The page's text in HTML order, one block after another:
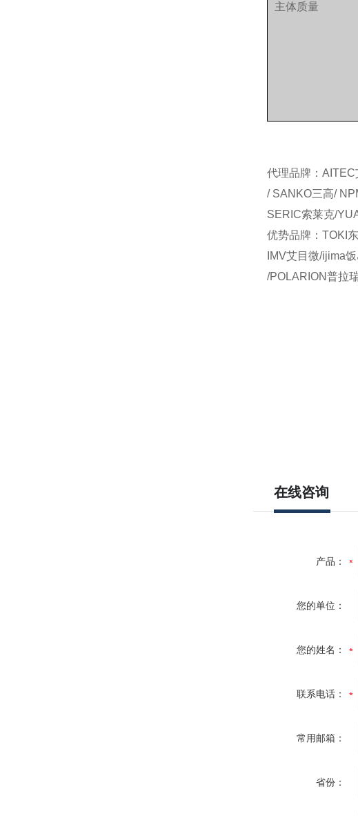
主体质量
代理品牌：
/ SANKO三高/
SERIC索莱克/
优势品牌：TOKI
IMV艾目微/ijima
/POLARION普拉
在线咨询
产品：
您的单位：
您的姓名：
联系电话：
常用邮箱：
省份：